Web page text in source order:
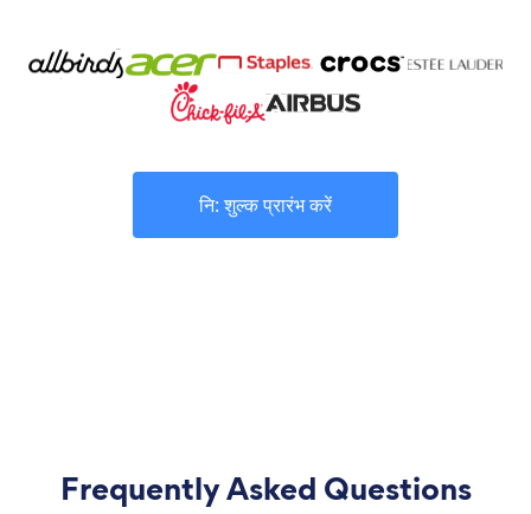
नि: शुल्क प्रारंभ करें
Frequently Asked Questions